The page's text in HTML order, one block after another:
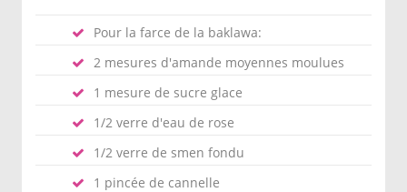
Pour la farce de la baklawa:
2 mesures d'amande moyennes moulues
1 mesure de sucre glace
1/2 verre d'eau de rose
1/2 verre de smen fondu
1 pincée de cannelle